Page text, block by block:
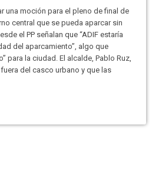
una moción para el pleno de final de
central que se pueda aparcar sin
el PP señalan que “ADIF estaría
del aparcamiento”, algo que
para la ciudad. El alcalde, Pablo Ruz,
del casco urbano y que las